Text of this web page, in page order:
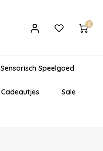
0
Sensorisch Speelgoed
Cadeautjes Sale